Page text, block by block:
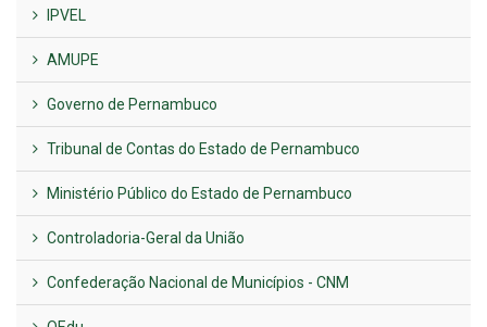
IPVEL
AMUPE
Governo de Pernambuco
Tribunal de Contas do Estado de Pernambuco
Ministério Público do Estado de Pernambuco
Controladoria-Geral da União
Confederação Nacional de Municípios - CNM